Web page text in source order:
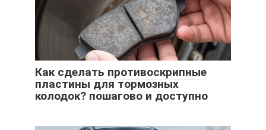
Как сделать противоскрипные
пластины для тормозных
колодок? пошагово и доступно